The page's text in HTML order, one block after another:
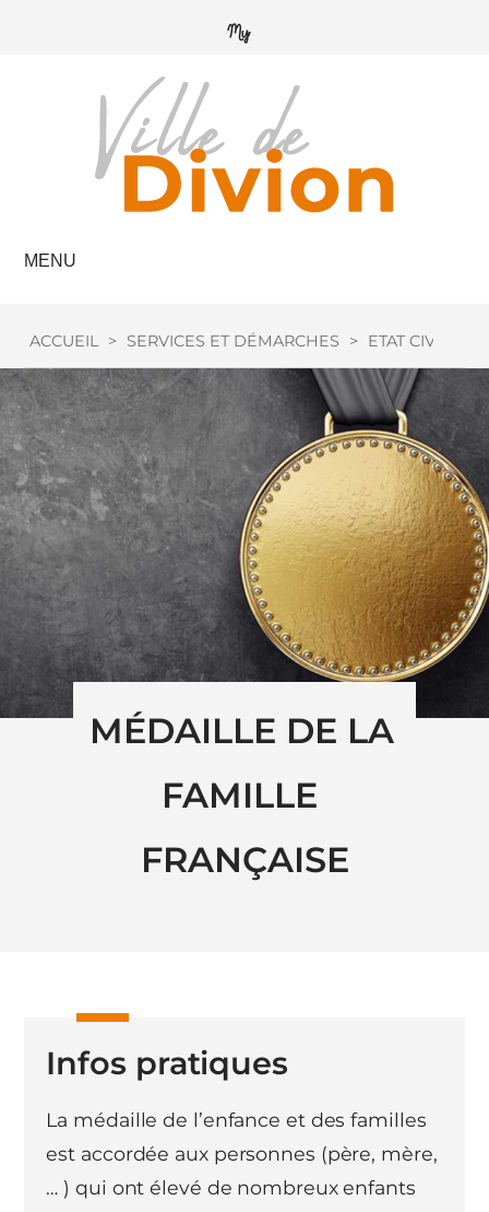
MENU
ACCUEIL > SERVICES ET DÉMARCHES > ETAT CIVIL
MÉDAILLE DE LA
FAMILLE
FRANÇAISE
Infos pratiques
La médaille de l’enfance et des familles
est accordée aux personnes (père, mère,
… ) qui ont élevé de nombreux enfants